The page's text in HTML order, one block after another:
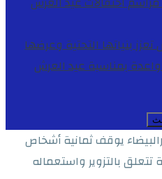
بنياتها التحتية وعرضها
بمناسبة عيد العرش
يوقف ثمانية أشخاص
بالتزوير واستعماله